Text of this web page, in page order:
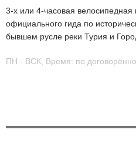
3-х или 4-часовая велосипедная
официального гида по
бывшем русле реки Турия и
ПН - ВСК, Время: по